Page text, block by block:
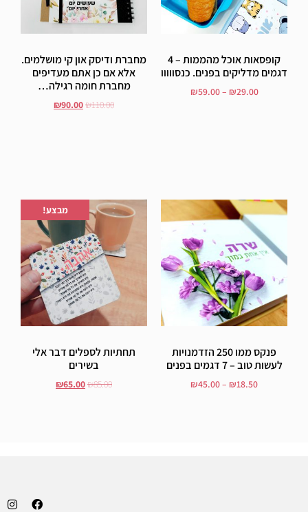
קופסאות אוכל מהממות – 4
דגמים מדליקים בפנים. כנסווווו
₪29.00
–
₪59.00
מחברת ודיסק און קי מושלמים.
אלא אם כן אתם מעדיפים
מחברת חומה רגילה…
₪110.00
₪90.00
פנקס ממו 250 הזדמנויות
לעשות טוב – 7 דגמים בפנים
₪18.50
–
₪45.00
מבצע!
תחתיות לספלים דבר אלי
בשירים
₪85.00
₪65.00